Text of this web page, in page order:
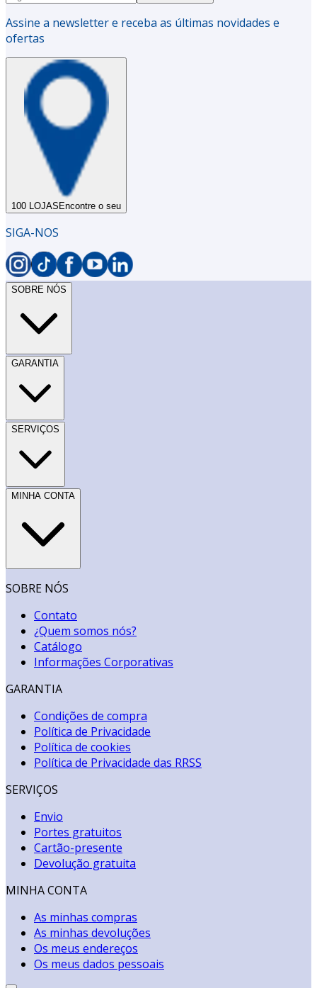
Assine a newsletter e receba as últimas novidades e
ofertas
100 LOJAS Encontre o seu
SIGA-NOS
SOBRE NÓS
GARANTIA
SERVIÇOS
MINHA CONTA
SOBRE NÓS
Contato
¿Quem somos nós?
Catálogo
Informações Corporativas
GARANTIA
Condições de compra
Política de Privacidade
Política de cookies
Política de Privacidade das RRSS
SERVIÇOS
Envio
Portes gratuitos
Cartão-presente
Devolução gratuita
MINHA CONTA
As minhas compras
As minhas devoluções
Os meus endereços
Os meus dados pessoais